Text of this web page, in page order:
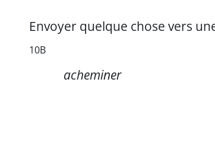
Envoyer quelque chose vers
10B
https://referencesfrancisation.immigration-
quebec.gouv.qc.ca/moodle_ref/pluginfile.php/
acheminer